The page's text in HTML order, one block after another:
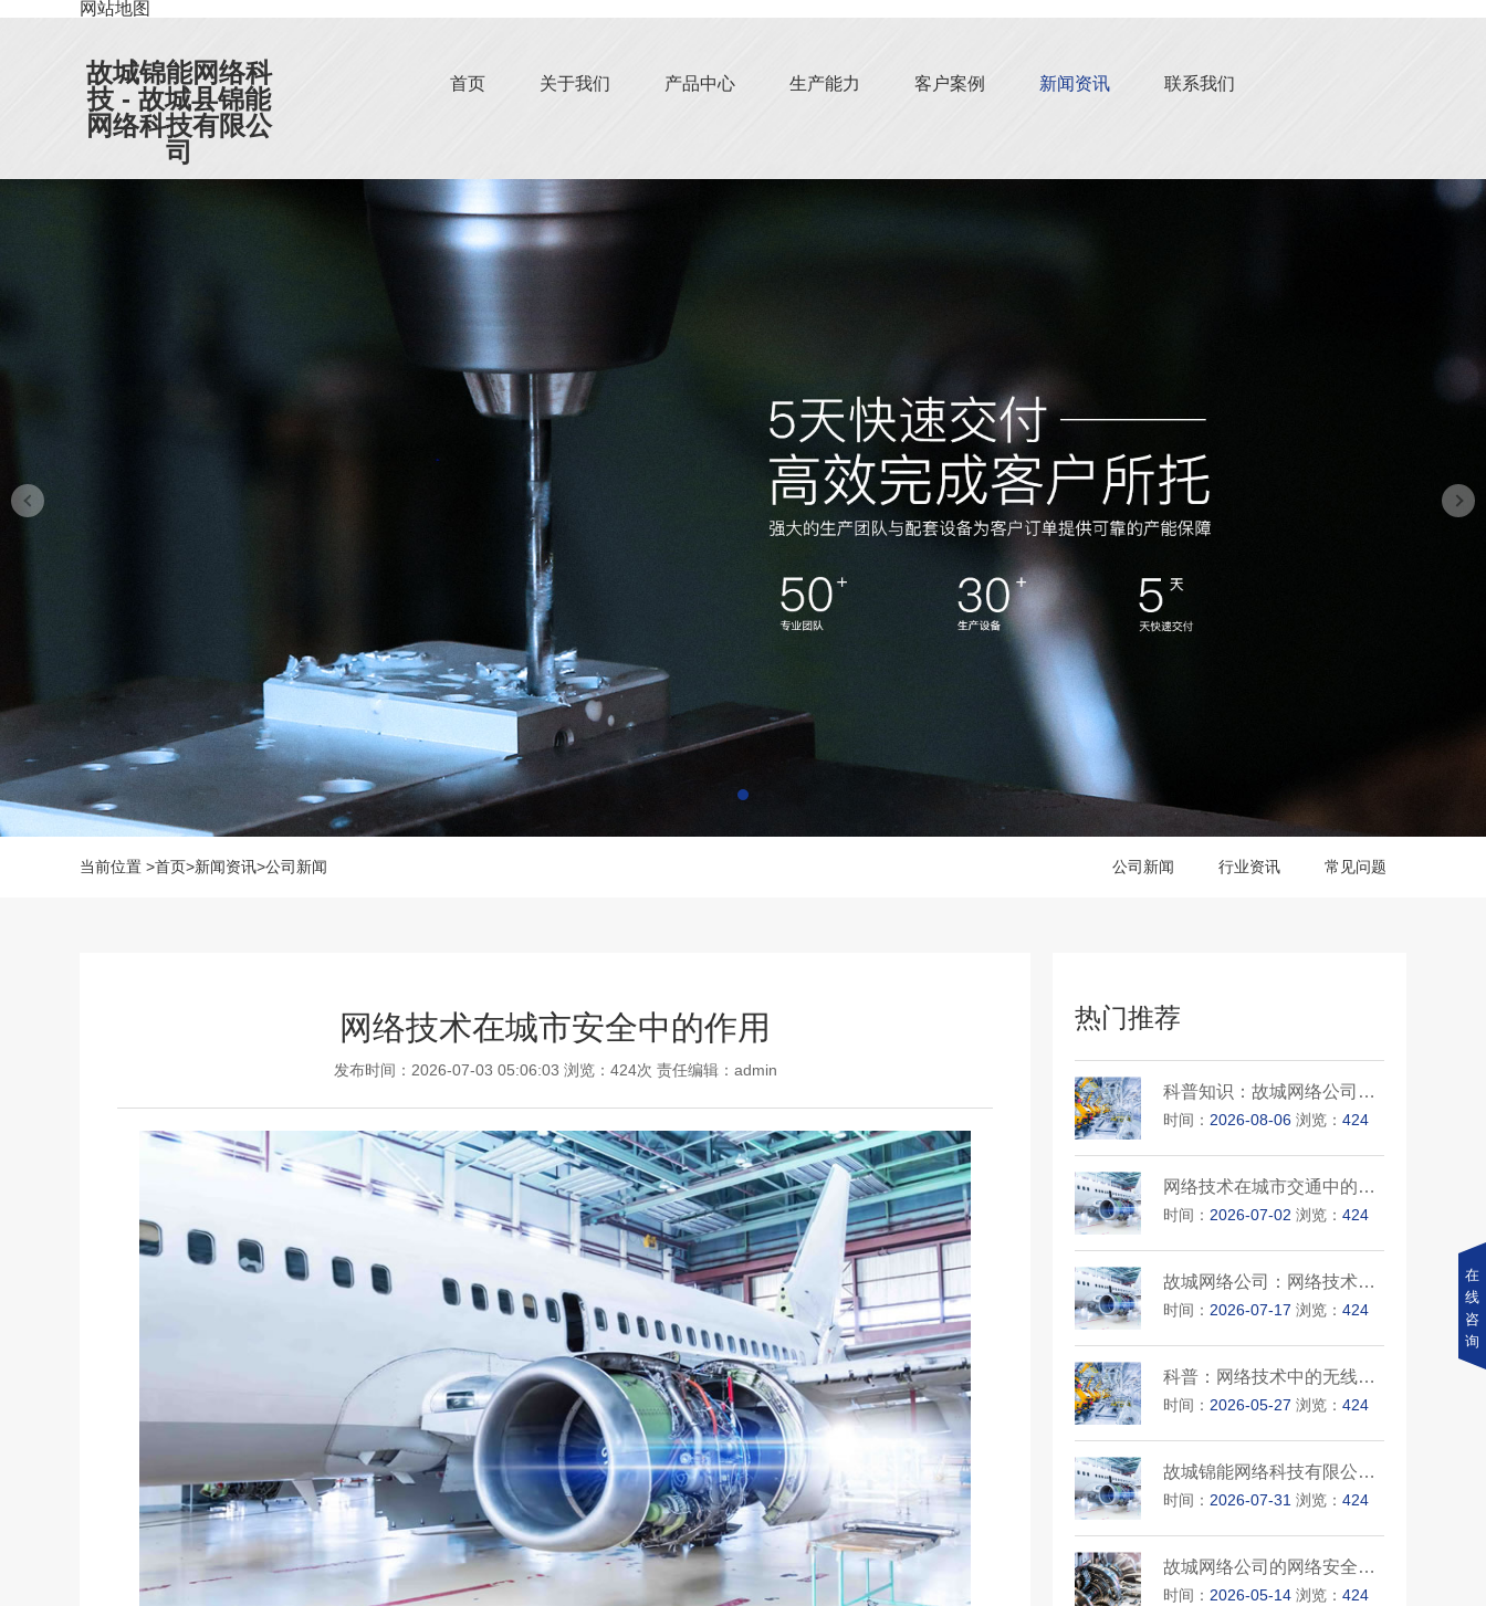
网站地图
故城锦能网络科
技 - 故城县锦能
网络科技有限公
司
首页 关于我们 产品中心 生产能力 客户案例 新闻资讯 联系我们
当前位置 >首页>新闻资讯>公司新闻 公司新闻 行业资讯 常见问题
网络技术在城市安全中的作用
发布时间：2026-07-03 05:06:03 浏览：424次 责任编辑： admin
热门推荐
科普知识：故城网络公司的网络···
时间： 2026-08-06 浏览：424
网络技术在城市交通中的重要性
时间： 2026-07-02 浏览：424
故城网络公司：网络技术解决方···
时间： 2026-07-17 浏览：424
科普：网络技术中的无线通信技···
时间： 2026-05-27 浏览：424
故城锦能网络科技有限公司：网···
时间： 2026-07-31 浏览：424
故城网络公司的网络安全措施
时间： 2026-05-14 浏览：424
在
线
咨
询